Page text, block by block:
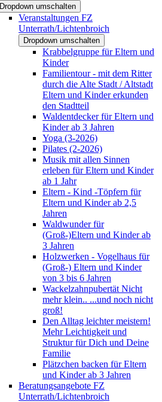
Dropdown umschalten
Veranstaltungen FZ
Unterrath/Lichtenbroich
Dropdown umschalten
Krabbelgruppe für Eltern und
Kinder
Familientour - mit dem Ritter
durch die Alte Stadt / Altstadt
Eltern und Kinder erkunden
den Stadtteil
Waldentdecker für Eltern und
Kinder ab 3 Jahren
Yoga (3-2026)
Pilates (2-2026)
Musik mit allen Sinnen
erleben für Eltern und Kinder
ab 1 Jahr
Eltern - Kind -Töpfern für
Eltern und Kinder ab 2,5
Jahren
Waldwunder für
(Groß-)Eltern und Kinder ab
3 Jahren
Holzwerken - Vogelhaus für
(Groß-) Eltern und Kinder
von 3 bis 6 Jahren
Wackelzahnpubertät Nicht
mehr klein.. ...und noch nicht
groß!
Den Alltag leichter meistern!
Mehr Leichtigkeit und
Struktur für Dich und Deine
Familie
Plätzchen backen für Eltern
und Kinder ab 3 Jahren
Beratungsangebote FZ
Unterrath/Lichtenbroich